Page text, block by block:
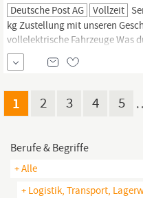
Deutsche Post AG Vollzeit
kg Zustellung mit unseren
vollelektrische Fahrzeuge Was
einen Pkw fahren Du kannst
wetterfest und kannst gut
polizeilichen
1 2 3 4 5
Berufe & Begriffe
+ Alle
+ Logistik, Transport,